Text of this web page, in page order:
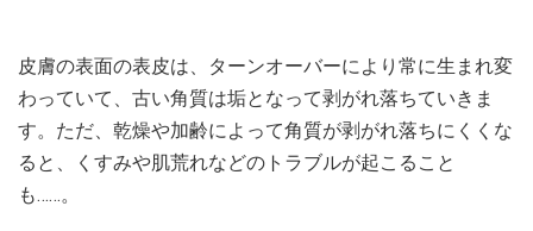
皮膚の表面の表皮は、ターンオーバーにより常に生まれ変
わっていて、古い角質は垢となって剥がれ落ちていきま
す。ただ、乾燥や加齢によって角質が剥がれ落ちにくくな
ると、くすみや肌荒れなどのトラブルが起こること
も……。